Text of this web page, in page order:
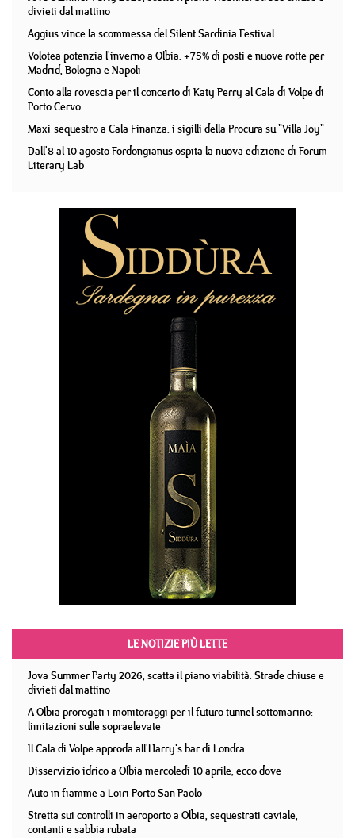
divieti dal mattino
Aggius vince la scommessa del Silent Sardinia Festival
Volotea potenzia l'inverno a Olbia: +75% di posti e nuove rotte per
Madrid, Bologna e Napoli
Conto alla rovescia per il concerto di Katy Perry al Cala di Volpe di
Porto Cervo
Maxi-sequestro a Cala Finanza: i sigilli della Procura su "Villa Joy"
Dall'8 al 10 agosto Fordongianus ospita la nuova edizione di Forum
Literary Lab
LE NOTIZIE PIÙ LETTE
Jova Summer Party 2026, scatta il piano viabilità. Strade chiuse e
divieti dal mattino
A Olbia prorogati i monitoraggi per il futuro tunnel sottomarino:
limitazioni sulle sopraelevate
Il Cala di Volpe approda all'Harry's bar di Londra
Disservizio idrico a Olbia mercoledì 10 aprile, ecco dove
Auto in fiamme a Loiri Porto San Paolo
Stretta sui controlli in aeroporto a Olbia, sequestrati caviale,
contanti e sabbia rubata